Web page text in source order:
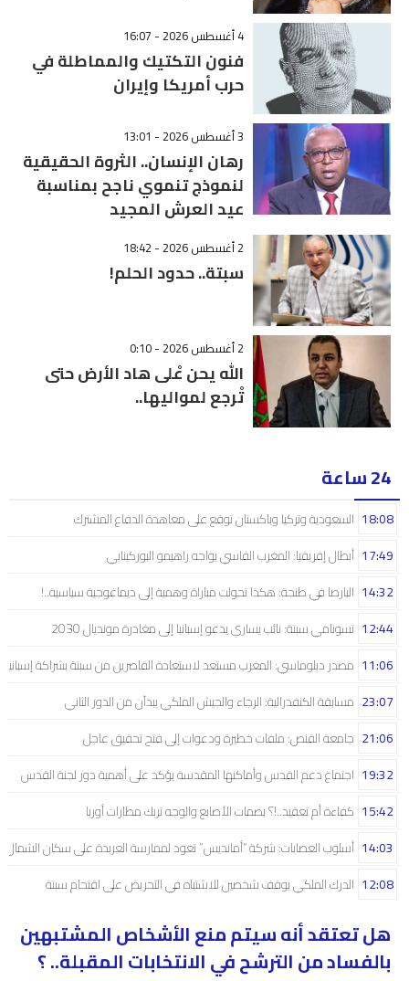
4 أغسطس 2026 - 16:07
فنون التكتيك والمماطلة في
حرب أمريكا وإيران
3 أغسطس 2026 - 13:01
رهان الإنسان.. الثروة الحقيقية
لنموذج تنموي ناجح بمناسبة
عيد العرش المجيد
2 أغسطس 2026 - 18:42
سبتة.. حدود الحلم!
2 أغسطس 2026 - 0:10
الله يحن عْلى هاد الأرض حتى
تْرجع لمواليها..
24 ساعة
السعودية وتركيا وباكستان توقع على معاهدة الدفاع المشترك 18:08
أبطال إفريقيا: المغرب الفاسي يواجه راهيمو البوركينابي 17:49
البارصا في طنجة: هكذا تحولت مباراة وهمية إلى ديماغوجية سياسية..! 14:32
تسونامي سبتة: نائب يساري يدعو إسبانيا إلى مغادرة مونديال 2030 12:44
مصدر دبلوماسي: المغرب مستعد لاستعادة القاصرين من سبتة بشراكة إسبانية 11:06
مسابقة الكنفدرالية: الرجاء والجيش الملكي يبدآن من الدور الثاني 23:07
جامعة القنص: ملفات خطيرة ودعوات إلى فتح تحقيق عاجل 21:06
اجتماع دعم القدس وأماكنها المقدسة يؤكد على أهمية دور لجنة القدس 19:32
كفاءة أم تعقيد..!؟ بصمات الأصابع والوجه تربك مطارات أوربا 15:42
أسلوب العصابات: شركة “أمانديس” تعود لممارسة العربدة على سكان 14:03
الدرك الملكي يوقف شخصين للاشتباه في التحريض على اقتحام سبتة 12:08
هل تعتقد أنه سيتم منع الأشخاص المشتبهين
بالفساد من الترشح في الانتخابات المقبلة.. ؟